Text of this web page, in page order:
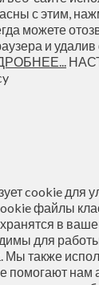
с этим,
можете
и
cookie для
файлы
в
для
Мы также
помогают нам